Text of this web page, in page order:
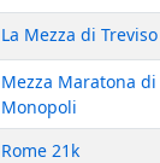
La Mezza di Treviso
Mezza Maratona di
Monopoli
Rome 21k